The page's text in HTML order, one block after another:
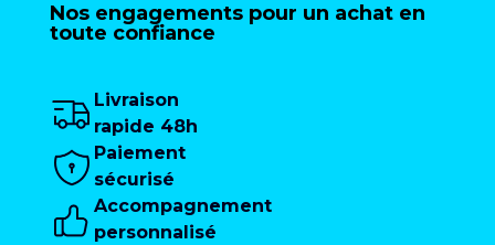
Nos engagements pour un achat en
toute confiance
Livraison
rapide 48h
Paiement
sécurisé
Accompagnement
personnalisé